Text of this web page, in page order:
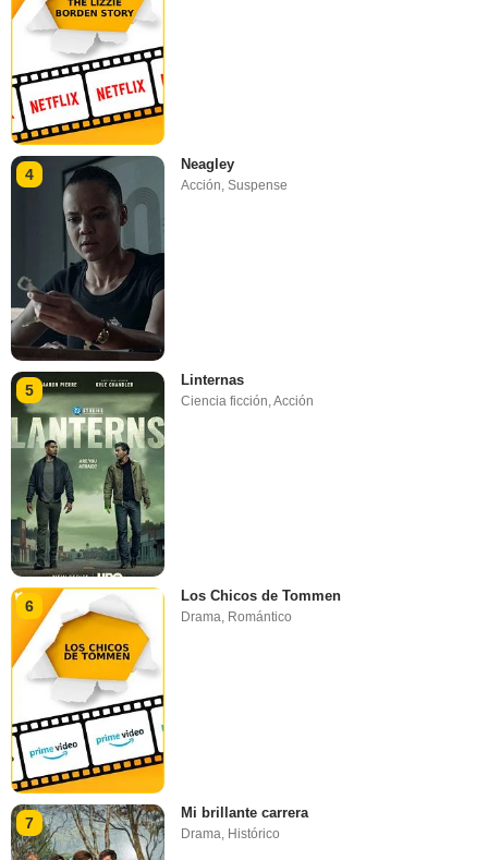
4
Neagley
Acción ,Suspense
5
Linternas
Ciencia ficción,Acción
6
Los Chicos de Tommen
Drama, Romántico
7
Mi brillante carrera
Drama Histórico